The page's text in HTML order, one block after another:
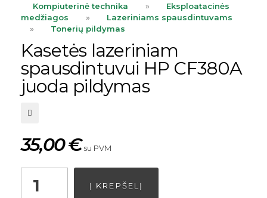
Kompiuterinė technika »
Eksploatacinės
medžiagos
»
Lazeriniams spausdintuvams
»
Tonerių pildymas
Kasetės lazeriniam
spausdintuvui HP CF380A
juoda pildymas
35,00€ su PVM
Į KREPŠELĮ